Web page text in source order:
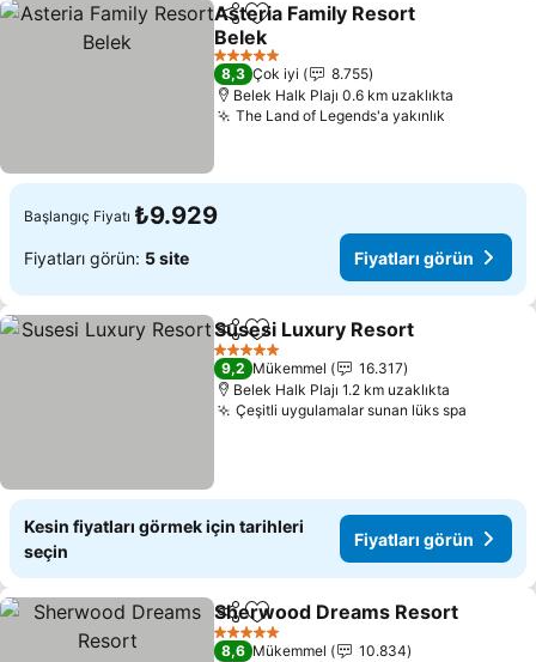
PaylaşFavorilerime ekle
Asteria Family Resort
Belek
Fiyatları görün
5 Yıldız
8,3 Çok iyi
8.755
Belek Halk Plajı 0.6 km uzaklıkta
The Land of Legends'a yakınlık
Başlangıç Fiyatı ₺9.929
Fiyatları görün: 5 site Fiyatları görün
PaylaşFavorilerime ekle
Susesi Luxury Resort
5 Yıldız
9,2 Mükemmel
16.317
Belek Halk Plajı 1.2 km uzaklıkta
Çeşitli uygulamalar sunan lüks spa
Kesin fiyatları görmek için tarihleri
seçin
Fiyatları görün
PaylaşFavorilerime ekle
Sherwood Dreams Resort
5 Yıldız
8,6 Mükemmel
10.834